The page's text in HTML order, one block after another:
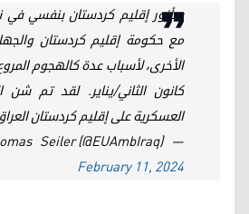
سأزور إقليم كردستان بنفسي في
مع حكومة إقليم كردستان
الأخرى، لأسباب عدة كالهجوم
كانون الثاني/يناير. لقد تم
العسكرية على إقليم كردستان
— 🇪🇺 🇮🇶 Thomas Seiler (@EUAmbIraq)
February 11, 2024